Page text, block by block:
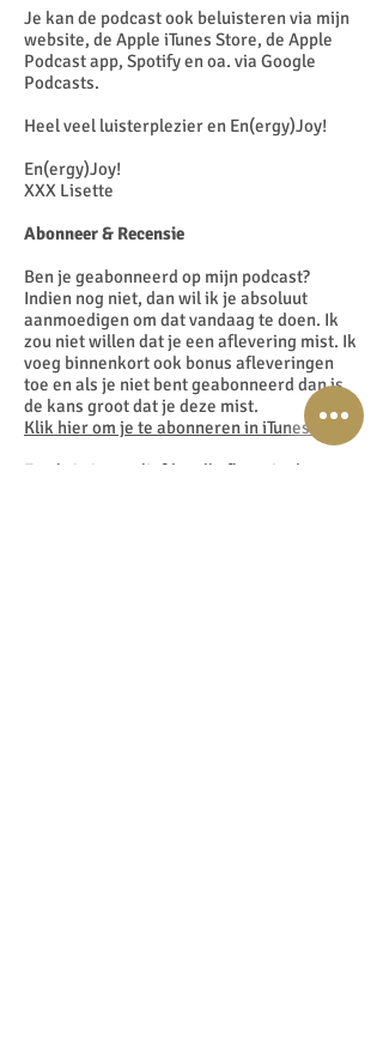
Je kan de podcast ook beluisteren via mijn
website, de Apple iTunes Store, de Apple
Podcast app, Spotify en oa. via Google
Podcasts.
Heel veel luisterplezier en En(ergy)Joy!
En(ergy)Joy!
XXX Lisette
Abonneer & Recensie
Ben je geabonneerd op mijn podcast?
Indien nog niet, dan wil ik je absoluut
aanmoedigen om dat vandaag te doen. Ik
zou niet willen dat je een aflevering mist. Ik
voeg binnenkort ook bonus afleveringen
toe en als je niet bent geabonneerd dan is
de kans groot dat je deze mist.
Klik hier om je te abonneren in iTunes!
En als je in een liefdevolle flow zit, dan zou